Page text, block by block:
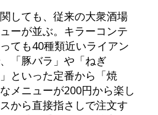
しても、従来の大衆酒場
ーが並ぶ。キラーコンテ
ても40種類近いライアン
「豚バラ」や「ねぎ
といった定番から「焼
メニューが200円から楽し
から直接指さしで注文す